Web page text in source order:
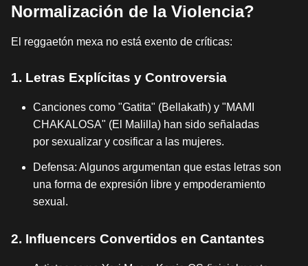
Normalización de la Violencia?
El reggaetón mexa no está exento de críticas:
1. Letras Explícitas y Controversia
Canciones como "Gatita" (Bellakath) y "MAMI
CHAKALOSA" (El Malilla) han sido señaladas
por sexualizar y cosificar a las mujeres.
Defensa: Algunos argumentan que estas letras son
una forma de expresión libre y empoderamiento
sexual.
2. Influencers Convertidos en Cantantes